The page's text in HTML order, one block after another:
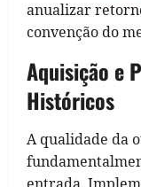
anualizar
convenção do
Aquisição e
Históricos
A qualidade da